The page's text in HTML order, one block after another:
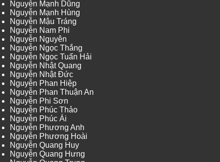
Nguyễn Mạnh Dũng
Nguyễn Mạnh Hùng
Nguyễn Mậu Tráng
Nguyễn Nam Phi
Nguyễn Nguyên
Nguyễn Ngọc Thắng
Nguyễn Ngọc Tuấn Hải
Nguyễn Nhật Quang
Nguyễn Nhật Đức
Nguyễn Phan Hiệp
Nguyễn Phan Thuận An
Nguyễn Phi Sơn
Nguyễn Phúc Thảo
Nguyễn Phúc Ái
Nguyễn Phương Anh
Nguyễn Phương Hoài
Nguyễn Quang Huy
Nguyễn Quang Hưng